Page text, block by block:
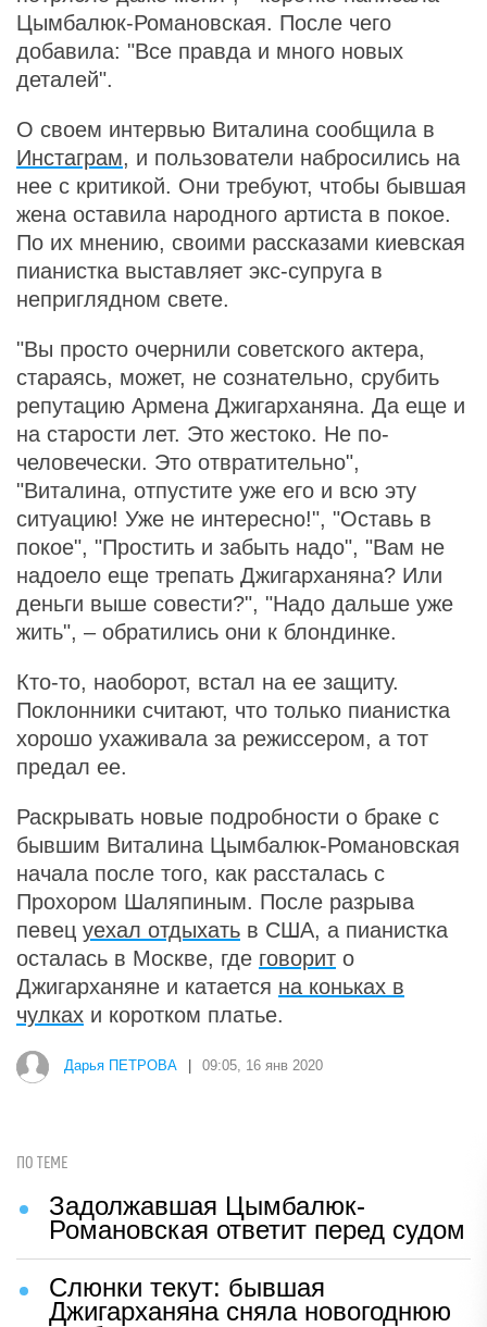
Цымбалюк-Романовская. После чего
добавила: "Все правда и много новых
деталей".
О своем интервью Виталина сообщила в
Инстаграм, и пользователи набросились на
нее с критикой. Они требуют, чтобы бывшая
жена оставила народного артиста в покое.
По их мнению, своими рассказами киевская
пианистка выставляет экс-супруга в
неприглядном свете.
"Вы просто очернили советского актера,
стараясь, может, не сознательно, срубить
репутацию Армена Джигарханяна. Да еще и
на старости лет. Это жестоко. Не по-
человечески. Это отвратительно",
"Виталина, отпустите уже его и всю эту
ситуацию! Уже не интересно!", "Оставь в
покое", "Простить и забыть надо", "Вам не
надоело еще трепать Джигарханяна? Или
деньги выше совести?", "Надо дальше уже
жить", – обратились они к блондинке.
Кто-то, наоборот, встал на ее защиту.
Поклонники считают, что только пианистка
хорошо ухаживала за режиссером, а тот
предал ее.
Раскрывать новые подробности о браке с
бывшим Виталина Цымбалюк-Романовская
начала после того, как рассталась с
Прохором Шаляпиным. После разрыва
певец уехал отдыхать в США, а пианистка
осталась в Москве, где говорит о
Джигарханяне и катается на коньках в
чулках и коротком платье.
Дарья ПЕТРОВА 09:05, 16 янв 2020
ПО ТЕМЕ
Задолжавшая Цымбалюк-
Романовская ответит перед судом
Слюнки текут: бывшая
Джигарханяна сняла новогоднюю